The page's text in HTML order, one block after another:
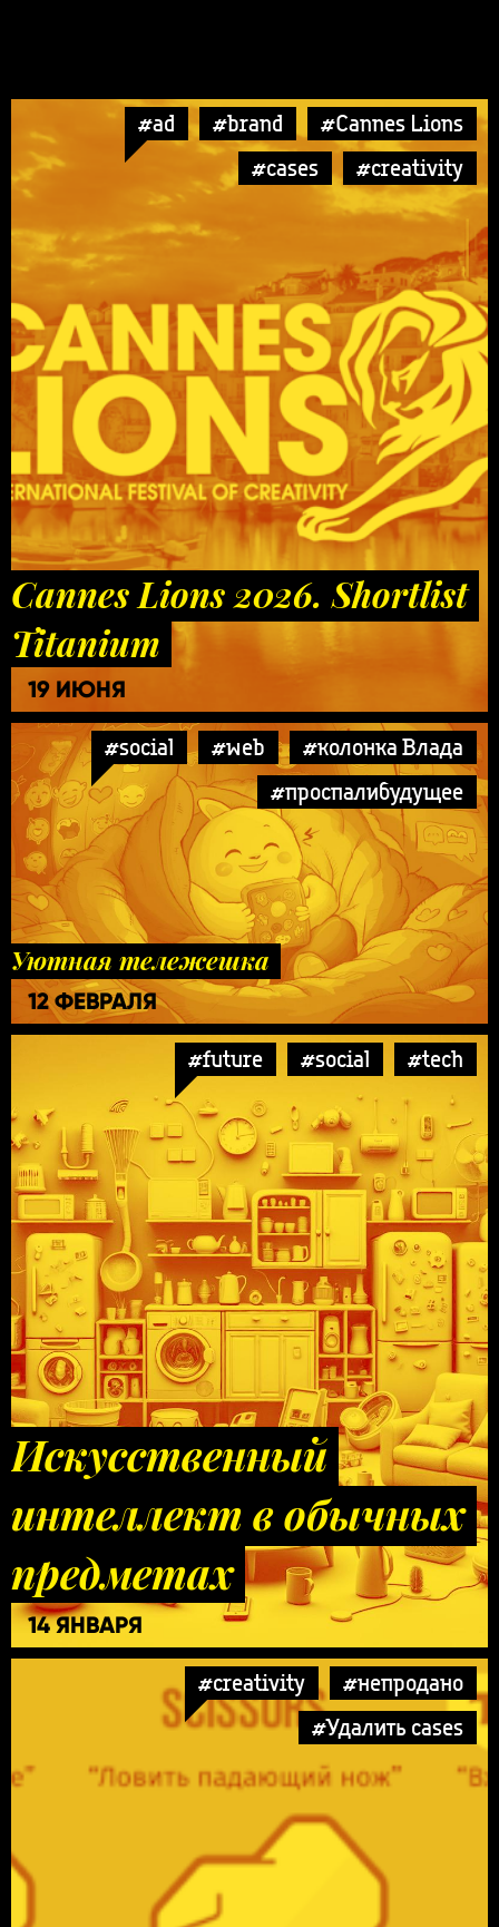
#ad #brand
#Cannes Lions
#cases
#creativity
Cannes Lions 2026. Shortlist
Titanium
19 ИЮНЯ
#social #web
#колонка Влада
#проспалибудущее
Уютная тележешка
12 ФЕВРАЛЯ
#future #social #tech
Искусственный
интеллект в обычных
предметах
14 ЯНВАРЯ
#creativity
#непродано
#Удалить cases